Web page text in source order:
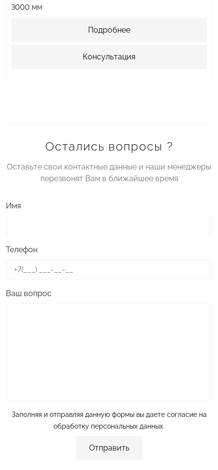
3000 мм
Подробнее
Консультация
Остались вопросы ?
Оставьте свои контактные данные и наши менеджеры
перезвонят Вам в ближайшее время
Имя
Телефон
Ваш вопрос
Заполняя и отправляя данную формы вы даете согласие на
обработку персональных данных.
Отправить